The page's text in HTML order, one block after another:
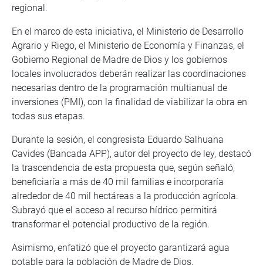
regional.
En el marco de esta iniciativa, el Ministerio de Desarrollo
Agrario y Riego, el Ministerio de Economía y Finanzas, el
Gobierno Regional de Madre de Dios y los gobiernos
locales involucrados deberán realizar las coordinaciones
necesarias dentro de la programación multianual de
inversiones (PMI), con la finalidad de viabilizar la obra en
todas sus etapas.
Durante la sesión, el congresista Eduardo Salhuana
Cavides (Bancada APP), autor del proyecto de ley, destacó
la trascendencia de esta propuesta que, según señaló,
beneficiaría a más de 40 mil familias e incorporaría
alrededor de 40 mil hectáreas a la producción agrícola.
Subrayó que el acceso al recurso hídrico permitirá
transformar el potencial productivo de la región.
Asimismo, enfatizó que el proyecto garantizará agua
potable para la población de Madre de Dios,